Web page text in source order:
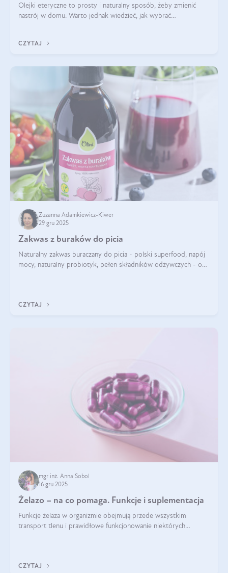
Olejki eteryczne to prosty i naturalny sposób, żeby zmienić
nastrój w domu. Warto jednak wiedzieć, jak wybrać
kryteria wyboru!
CZYTAJ
Zuzanna Adamkiewicz-Kiwer
29 gru 2025
Zakwas z buraków do picia
Naturalny zakwas buraczany do picia - polski superfood, napój
mocy, naturalny probiotyk, pełen składników odżywczych - o
CZYTAJ
mgr inż. Anna Sobol
16 gru 2025
Żelazo – na co pomaga. Funkcje i suplementacja
Funkcje żelaza w organizmie obejmują przede wszystkim
transport tlenu i prawidłowe funkcjonowanie niektórych
CZYTAJ